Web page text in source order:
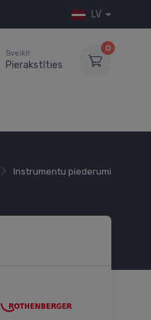
LV
Sveiki!
Pierakstīties
0
Instrumentu piederumi